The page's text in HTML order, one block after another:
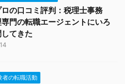
ロの口コミ評判：税理士事務
門の転職エージェントにいろ
てきた
者の転職活動